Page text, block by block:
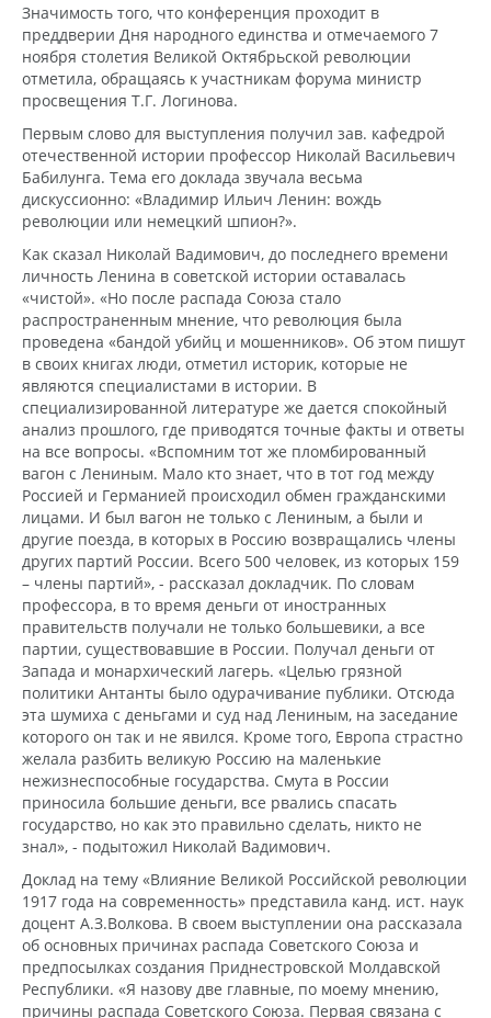
Значимость того, что конференция проходит в
преддверии Дня народного единства и отмечаемого 7
ноября столетия Великой Октябрьской революции
отметила, обращаясь к участникам форума министр
просвещения Т.Г. Логинова.
Первым слово для выступления получил зав. кафедрой
отечественной истории профессор Николай Васильевич
Бабилунга. Тема его доклада звучала весьма
дискуссионно: «Владимир Ильич Ленин: вождь
революции или немецкий шпион?».
Как сказал Николай Вадимович, до последнего времени
личность Ленина в советской истории оставалась
«чистой». «Но после распада Союза стало
распространенным мнение, что революция была
проведена «бандой убийц и мошенников». Об этом пишут
в своих книгах люди, отметил историк, которые не
являются специалистами в истории. В
специализированной литературе же дается спокойный
анализ прошлого, где приводятся точные факты и ответы
на все вопросы. «Вспомним тот же пломбированный
вагон с Лениным. Мало кто знает, что в тот год между
Россией и Германией происходил обмен гражданскими
лицами. И был вагон не только с Лениным, а были и
другие поезда, в которых в Россию возвращались члены
других партий России. Всего 500 человек, из которых 159
– члены партий», - рассказал докладчик. По словам
профессора, в то время деньги от иностранных
правительств получали не только большевики, а все
партии, существовавшие в России. Получал деньги от
Запада и монархический лагерь. «Целью грязной
политики Антанты было одурачивание публики. Отсюда
эта шумиха с деньгами и суд над Лениным, на заседание
которого он так и не явился. Кроме того, Европа страстно
желала разбить великую Россию на маленькие
нежизнеспособные государства. Смута в России
приносила большие деньги, все рвались спасать
государство, но как это правильно сделать, никто не
знал», - подытожил Николай Вадимович.
Доклад на тему «Влияние Великой Российской революции
1917 года на современность» представила канд. ист. наук
доцент А.З.Волкова. В своем выступлении она рассказала
об основных причинах распада Советского Союза и
предпосылках создания Приднестровской Молдавской
Республики. «Я назову две главные, по моему мнению,
причины распада Советского Союза. Первая связана с